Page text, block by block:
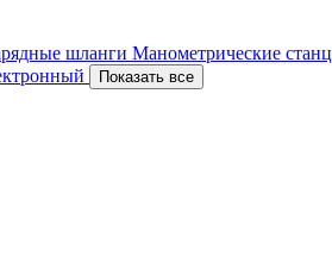
шланги Манометрические
Показать все